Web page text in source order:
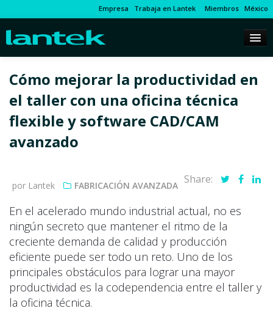
Empresa Trabaja en Lantek Miembros México
Cómo mejorar la productividad en
el taller con una oficina técnica
flexible y software CAD/CAM
avanzado
por Lantek FABRICACIÓN AVANZADA Share:
En el acelerado mundo industrial actual, no es
ningún secreto que mantener el ritmo de la
creciente demanda de calidad y producción
eficiente puede ser todo un reto. Uno de los
principales obstáculos para lograr una mayor
productividad es la codependencia entre el taller y
la oficina técnica.